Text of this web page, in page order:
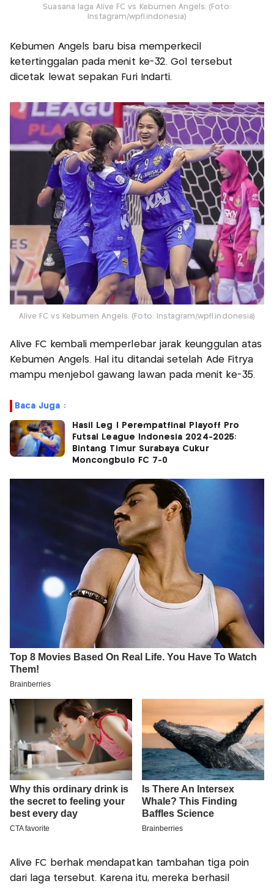
Suasana laga Alive FC vs Kebumen Angels. (Foto:
Instagram/wpfl.indonesia)
Kebumen Angels baru bisa memperkecil
ketertinggalan pada menit ke-32. Gol tersebut
dicetak lewat sepakan Furi Indarti.
Alive FC vs Kebumen Angels. (Foto: Instagram/wpfl.indonesia)
Alive FC kembali memperlebar jarak keunggulan atas
Kebumen Angels. Hal itu ditandai setelah Ade Fitrya
mampu menjebol gawang lawan pada menit ke-35.
Baca Juga :
‎Hasil Leg I Perempatfinal Playoff Pro
Futsal League Indonesia 2024-2025:
Bintang Timur Surabaya Cukur
Moncongbulo FC 7-0
Alive FC berhak mendapatkan tambahan tiga poin
dari laga tersebut. Karena itu, mereka berhasil